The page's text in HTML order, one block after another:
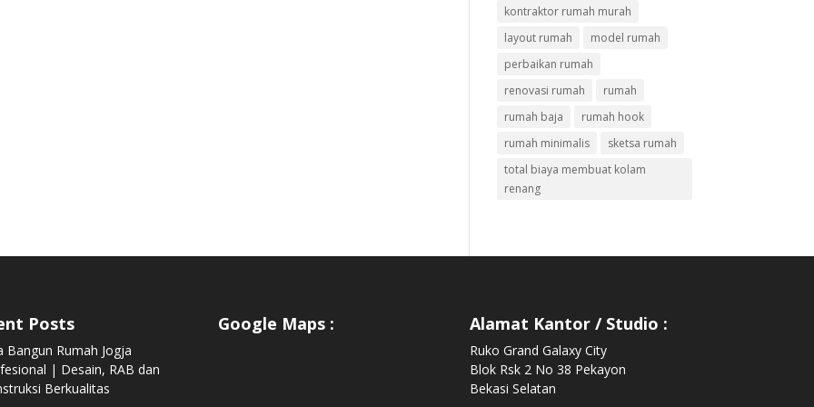
kontraktor rumah murah
layout rumah
model rumah
perbaikan rumah
renovasi rumah
rumah
rumah baja
rumah hook
rumah minimalis
sketsa rumah
total biaya membuat kolam
renang
Posts
Bangun Rumah Jogja
| Desain, RAB dan
Berkualitas
Google Maps : Alamat Kantor / Studio :
Ruko Grand Galaxy City
Blok Rsk 2 No 38 Pekayon
Bekasi Selatan